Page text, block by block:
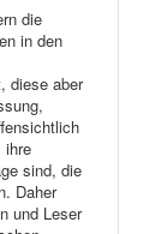
die
in den
diese aber
ihre
sind, die
Daher
und Leser